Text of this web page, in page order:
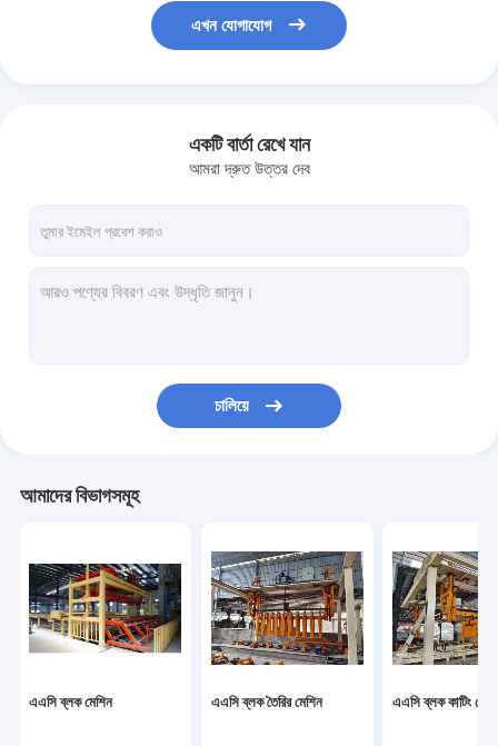
এখন যোগাযোগ
একটি বার্তা রেখে যান
আমরা দ্রুত উত্তর দেব
চালিয়ে
আমাদের বিভাগসমূহ
এএসি ব্লক মেশিন এএসি ব্লক তৈরির মেশিন এএসি ব্লক কাটিং